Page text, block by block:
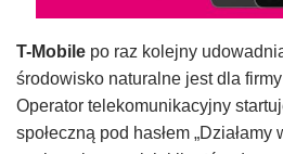
T-Mobile po raz kolejny
środowisko naturalne jest dla
Operator telekomunikacyjny
społeczną pod hasłem „Działamy